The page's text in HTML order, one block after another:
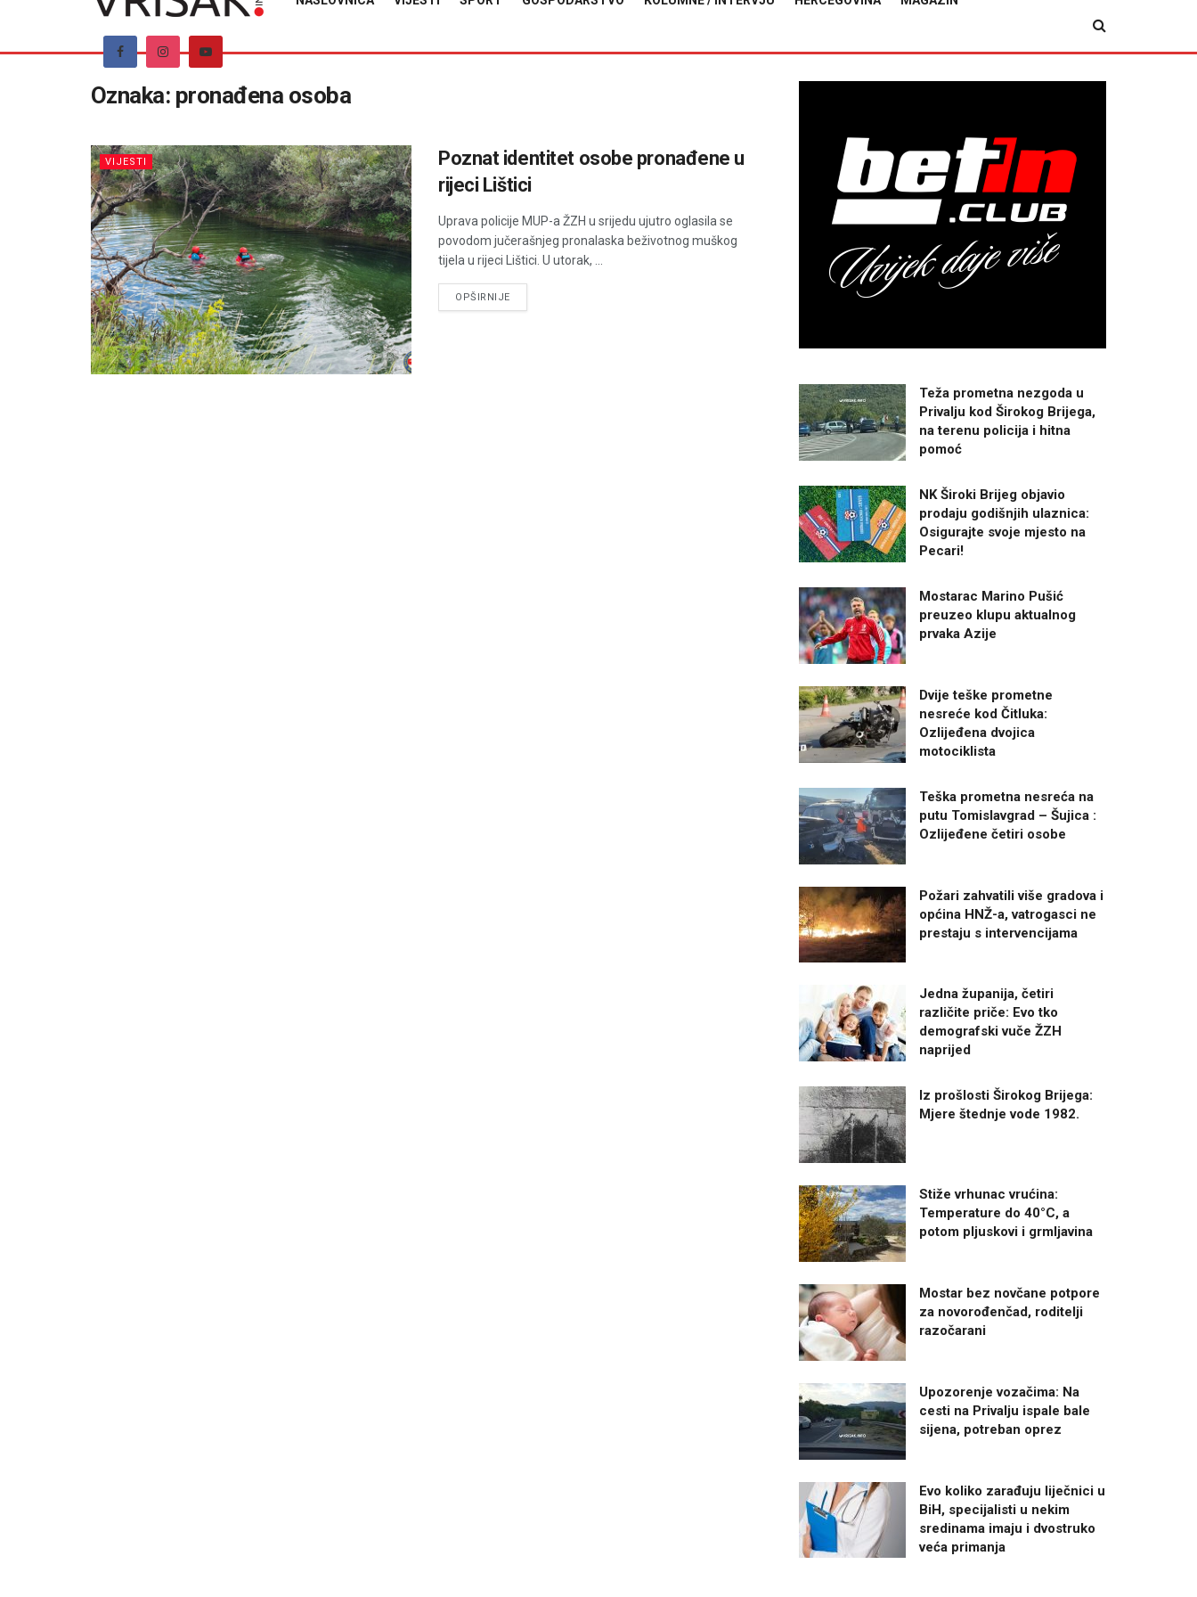
Oznaka: pronađena osoba
VIJESTI
Poznat identitet osobe pronađene u
rijeci Lištici
Uprava policije MUP-a ŽZH u srijedu ujutro oglasila se
povodom jučerašnjeg pronalaska beživotnog muškog
tijela u rijeci Lištici. U utorak, ...
OPŠIRNIJEDETAILS
Teža prometna nezgoda u
Privalju kod Širokog Brijega,
na terenu policija i hitna
pomoć
NK Široki Brijeg objavio
prodaju godišnjih ulaznica:
Osigurajte svoje mjesto na
Pecari!
Mostarac Marino Pušić
preuzeo klupu aktualnog
prvaka Azije
Dvije teške prometne
nesreće kod Čitluka:
Ozlijeđena dvojica
motociklista
Teška prometna nesreća na
putu Tomislavgrad – Šujica :
Ozlijeđene četiri osobe
Požari zahvatili više gradova i
općina HNŽ-a, vatrogasci ne
prestaju s intervencijama
Jedna županija, četiri
različite priče: Evo tko
demografski vuče ŽZH
naprijed
Iz prošlosti Širokog Brijega:
Mjere štednje vode 1982.
Stiže vrhunac vrućina:
Temperature do 40°C, a
potom pljuskovi i grmljavina
Mostar bez novčane potpore
za novorođenčad, roditelji
razočarani
Upozorenje vozačima: Na
cesti na Privalju ispale bale
sijena, potreban oprez
Evo koliko zarađuju liječnici u
BiH, specijalisti u nekim
sredinama imaju i dvostruko
veća primanja